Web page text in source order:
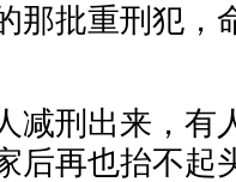
那批重刑犯，
减刑出来，有
后再也抬不起